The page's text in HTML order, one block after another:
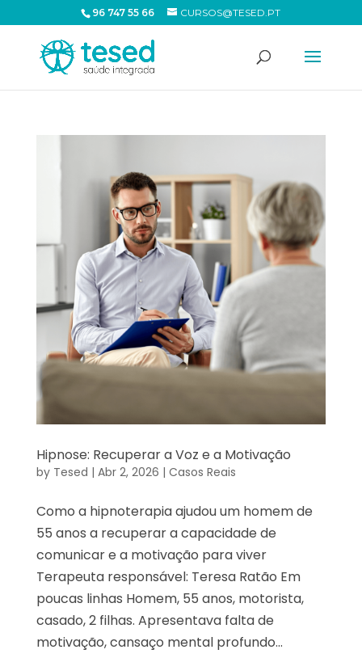
96 747 55 66 CURSOS@TESED.PT
Hipnose: Recuperar a Voz e a Motivação
by Tesed | Abr 2, 2026 | Casos Reais
Como a hipnoterapia ajudou um homem de
55 anos a recuperar a capacidade de
comunicar e a motivação para viver
Terapeuta responsável: Teresa Ratão Em
poucas linhas Homem, 55 anos, motorista,
casado, 2 filhas. Apresentava falta de
motivação, cansaço mental profundo...